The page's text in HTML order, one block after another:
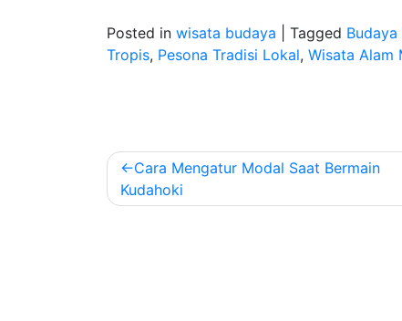
Posted in wisata budaya Tagged
Tropis, Pesona Tradisi Lokal, Wisata Alam
Navigasi
pos
Cara Mengatur Modal Saat Bermain
Kudahoki